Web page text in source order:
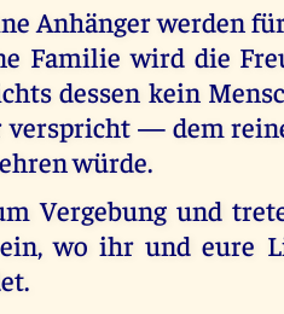
Anhänger werden
Familie wird die
dessen kein
verspricht — dem
würde.
Vergebung und
wo ihr und eure